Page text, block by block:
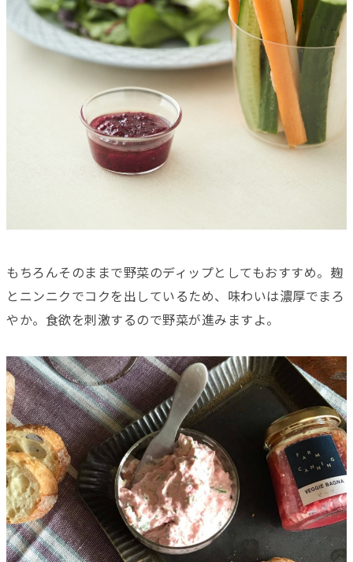
もちろんそのままで野菜のディップとしてもおすすめ。麹
とニンニクでコクを出しているため、味わいは濃厚でまろ
やか。食欲を刺激するので野菜が進みますよ。